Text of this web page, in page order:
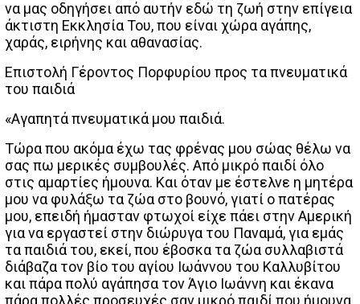
να μας οδηγήσει από αυτήν εδώ τη ζωή στην επίγεια
άκτιστη Εκκλησία Του, που είναι χώρα αγάπης,
χαράς, ειρήνης και αθανασίας.
Επιστολή Γέροντος Πορφυρίου προς τα πνευματικά
του παιδιά
«Αγαπητά πνευματικά μου παιδιά.
Τώρα που ακόμα έχω τας φρένας μου σώας θέλω να
σας πω μερικές συμβουλές. Από μικρό παιδί όλο
στις αμαρτίες ήμουνα. Και όταν με έστελνε η μητέρα
μου να φυλάξω τα ζώα στο βουνό, γιατί ο πατέρας
μου, επειδή ήμασταν φτωχοί είχε πάει στην Αμερική
για να εργαστεί στην διώρυγα του Παναμά, για εμάς
τα παιδιά του, εκεί, που έβοσκα τα ζώα συλλαβιστά
διάβαζα τον βίο του αγίου Ιωάννου του Καλλυβίτου
και πάρα πολύ αγάπησα τον Άγιο Ιωάννη και έκανα
πάρα πολλές προσευχές σαν μικρό παιδί που ήμουνα